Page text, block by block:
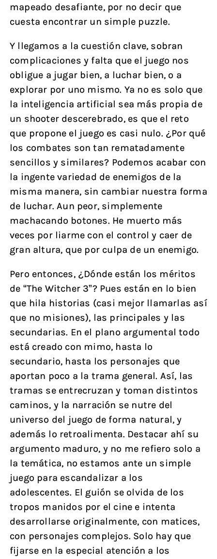
mapeado desafiante, por no decir que
cuesta encontrar un simple puzzle.
Y llegamos a la cuestión clave, sobran
complicaciones y falta que el juego nos
obligue a jugar bien, a luchar bien, o a
explorar por uno mismo. Ya no es solo que
la inteligencia artificial sea más propia de
un shooter descerebrado, es que el reto
que propone el juego es casi nulo. ¿Por qué
los combates son tan rematadamente
sencillos y similares? Podemos acabar con
la ingente variedad de enemigos de la
misma manera, sin cambiar nuestra forma
de luchar. Aun peor, simplemente
machacando botones. He muerto más
veces por liarme con el control y caer de
gran altura, que por culpa de un enemigo.
Pero entonces, ¿Dónde están los méritos
de “The Witcher 3”? Pues están en lo bien
que hila historias (casi mejor llamarlas así
que no misiones), las principales y las
secundarias. En el plano argumental todo
está creado con mimo, hasta lo
secundario, hasta los personajes que
aportan poco a la trama general. Así, las
tramas se entrecruzan y toman distintos
caminos, y la narración se nutre del
universo del juego de forma natural, y
además lo retroalimenta. Destacar ahí su
argumento maduro, y no me refiero solo a
la temática, no estamos ante un simple
juego para escandalizar a los
adolescentes. El guión se olvida de los
tropos manidos por el cine e intenta
desarrollarse originalmente, con matices,
con personajes complejos. Solo hay que
fijarse en la especial atención a los